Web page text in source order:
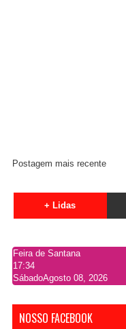
Postagem mais recente
+ Lidas
Feira de Santana
17:34
SábadoAgosto 08, 2026
NOSSO FACEBOOK